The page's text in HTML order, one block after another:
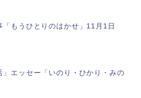
「もうひとりのはかせ」11月1日
」エッセー「いのり・ひかり・みの